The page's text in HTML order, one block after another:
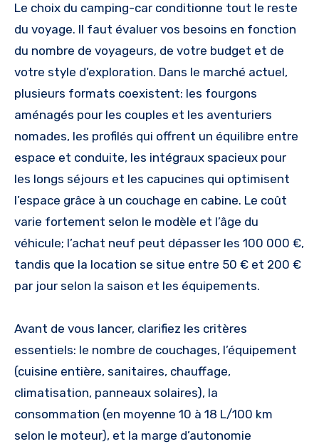
Le choix du camping-car conditionne tout le reste
du voyage. Il faut évaluer vos besoins en fonction
du nombre de voyageurs, de votre budget et de
votre style d’exploration. Dans le marché actuel,
plusieurs formats coexistent: les fourgons
aménagés pour les couples et les aventuriers
nomades, les profilés qui offrent un équilibre entre
espace et conduite, les intégraux spacieux pour
les longs séjours et les capucines qui optimisent
l’espace grâce à un couchage en cabine. Le coût
varie fortement selon le modèle et l’âge du
véhicule; l’achat neuf peut dépasser les 100 000 €,
tandis que la location se situe entre 50 € et 200 €
par jour selon la saison et les équipements.
Avant de vous lancer, clarifiez les critères
essentiels: le nombre de couchages, l’équipement
(cuisine entière, sanitaires, chauffage,
climatisation, panneaux solaires), la
consommation (en moyenne 10 à 18 L/100 km
selon le moteur), et la marge d’autonomie